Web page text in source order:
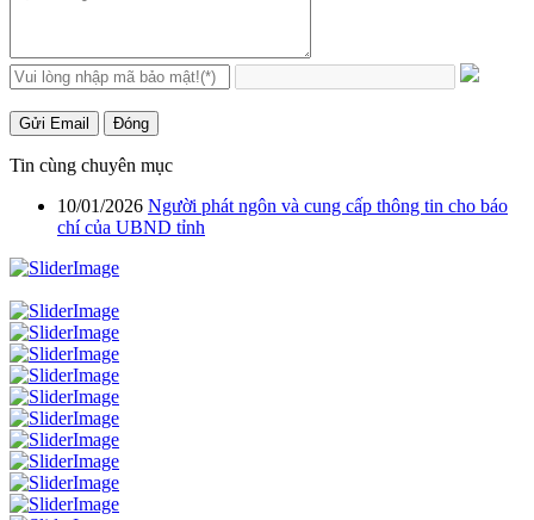
Gửi Email Đóng
Tin cùng chuyên mục
10/01/2026 Người phát ngôn và cung cấp thông tin cho báo
chí của UBND tỉnh